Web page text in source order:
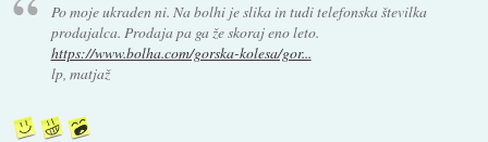
Po moje ukraden ni. Na bolhi je slika in tudi telefonska številka
prodajalca. Prodaja pa ga že skoraj eno leto.
https://www.bolha.com/gorska-kolesa/gor...
lp, matjaž